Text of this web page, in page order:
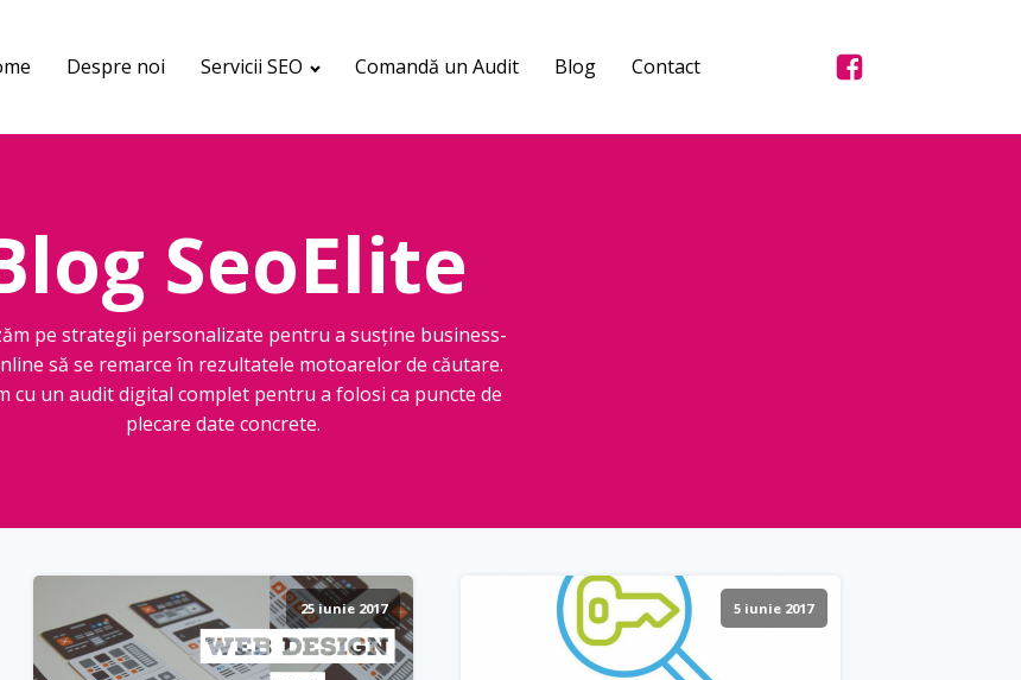
Despre noi Servicii SEO Comandă un Audit Blog Contact
SeoElite
pe strategii personalizate pentru a susține business-
să se remarce în rezultatele motoarelor de căutare.
cu un audit digital complet pentru a folosi ca puncte de
plecare date concrete.
25 iunie 2017 5 iunie 2017